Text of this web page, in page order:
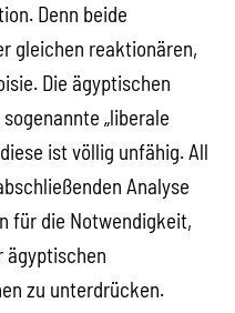
Denn beide
gleichen reaktionären,
Die ägyptischen
„liberale
ist völlig unfähig. All
Analyse
für die Notwendigkeit,
ägyptischen
zu unterdrücken.